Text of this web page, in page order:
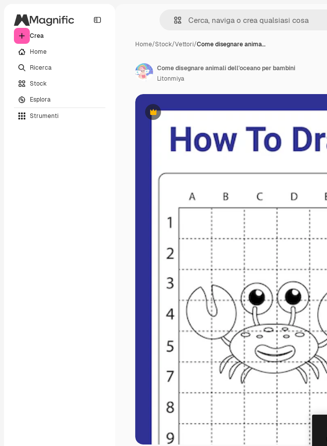
Crea
Home
Ricerca
Stock
Esplora
Strumenti
Home/Stock/Vettori/Come disegnare anima…
Premium
Come disegnare animali dell'oceano per bambini
Litonmiya